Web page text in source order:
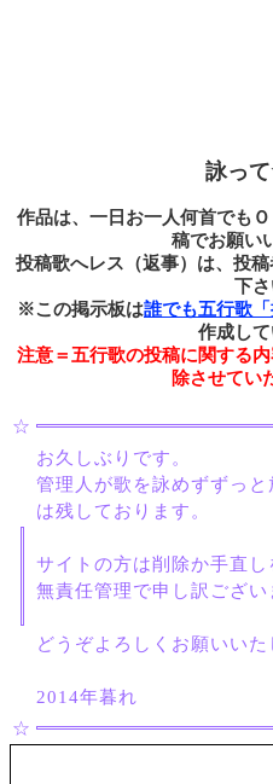
詠っ
作品は、一日お一人何首でも
稿でお願い
投稿歌へレス（返事）は、投
下さ
※この掲示板は誰でも五行歌「
作成して
注意＝五行歌の投稿に関する
除させてい
☆
お久しぶりです。
管理人が歌を詠めずずっ
は残しております。
サイトの方は削除か手直
無責任管理で申し訳ござい
どうぞよろしくお願いいた
2014年暮れ
☆